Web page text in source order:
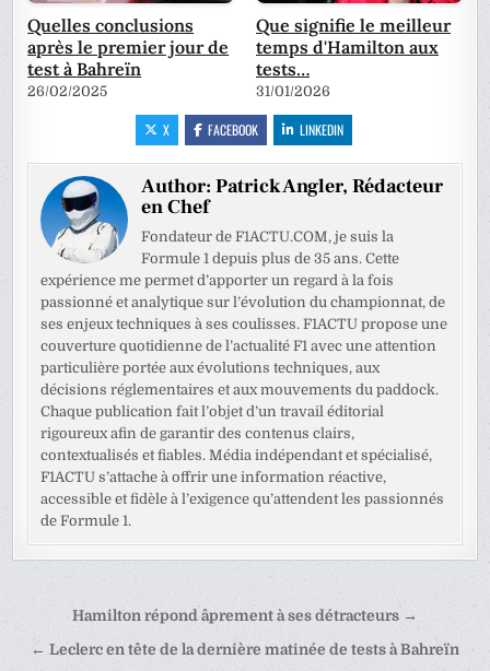
Quelles conclusions
après le premier jour de
test à Bahreïn
26/02/2025
Que signifie le meilleur
temps d'Hamilton aux
tests…
31/01/2026
X FACEBOOK LINKEDIN
Author:Patrick Angler, Rédacteur
en Chef
Fondateur de F1ACTU.COM, je suis la
Formule 1 depuis plus de 35 ans. Cette
expérience me permet d’apporter un regard à la fois
passionné et analytique sur l’évolution du championnat, de
ses enjeux techniques à ses coulisses. F1ACTU propose une
couverture quotidienne de l’actualité F1 avec une attention
particulière portée aux évolutions techniques, aux
décisions réglementaires et aux mouvements du paddock.
Chaque publication fait l’objet d’un travail éditorial
rigoureux afin de garantir des contenus clairs,
contextualisés et fiables. Média indépendant et spécialisé,
F1ACTU s’attache à offrir une information réactive,
accessible et fidèle à l’exigence qu’attendent les passionnés
de Formule 1.
Navigation
de
Hamilton répond âprement à ses détracteurs →
← Leclerc en tête de la dernière matinée de tests à Bahreïn